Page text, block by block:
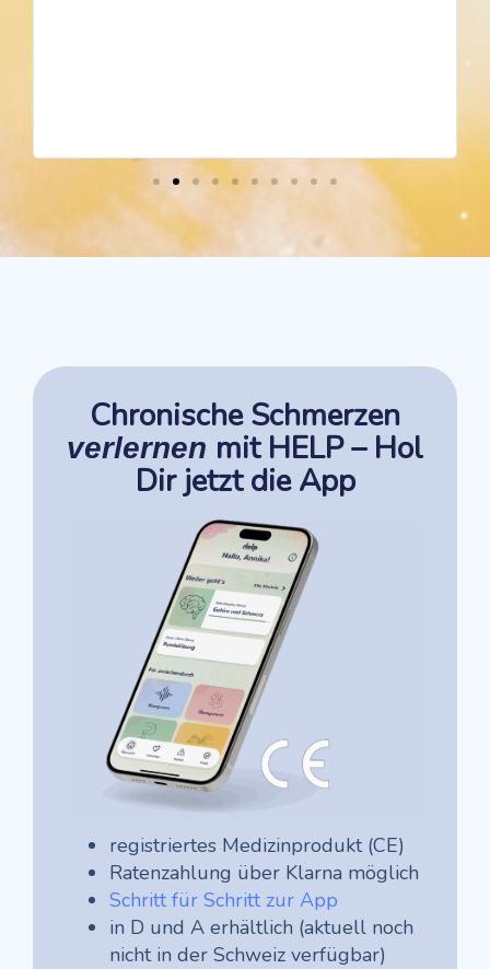
Chronische Schmerzen
verlernen mit HELP – Hol
Dir jetzt die App
registriertes Medizinprodukt (CE)
Ratenzahlung über Klarna möglich
Schritt für Schritt zur App
in D und A erhältlich (aktuell noch
nicht in der Schweiz verfügbar)